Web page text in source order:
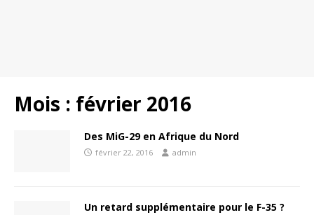
Mois : février 2016
Des MiG-29 en Afrique du Nord
février 22, 2016 admin
Un retard supplémentaire pour le F-35 ?